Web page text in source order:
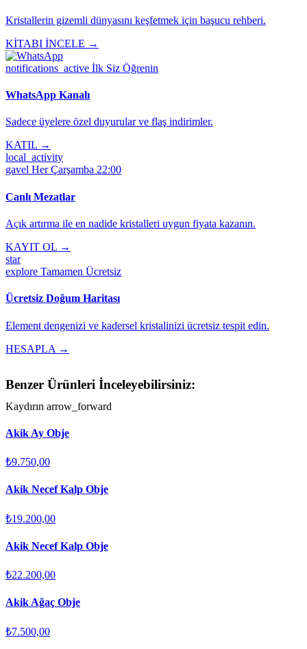
Kristallerin gizemli dünyasını keşfetmek için başucu rehberi.
KİTABI İNCELE →
notifications_active İlk Siz Öğrenin
WhatsApp Kanalı
Sadece üyelere özel duyurular ve flaş indirimler.
KATIL →
local_activity
gavel Her Çarşamba 22:00
Canlı Mezatlar
Açık artırma ile en nadide kristalleri uygun fiyata kazanın.
KAYIT OL →
star
explore Tamamen Ücretsiz
Ücretsiz Doğum Haritası
Element dengenizi ve kadersel kristalinizi ücretsiz tespit edin.
HESAPLA →
Benzer Ürünleri İnceleyebilirsiniz:
Kaydırın arrow_forward
Akik Ay Obje
₺9.750,00
Akik Necef Kalp Obje
₺19.200,00
Akik Necef Kalp Obje
₺22.200,00
Akik Ağaç Obje
₺7.500,00